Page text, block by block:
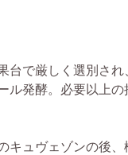
台で厳しく選別さ
ル発酵。必要以上
キュヴェゾンの後